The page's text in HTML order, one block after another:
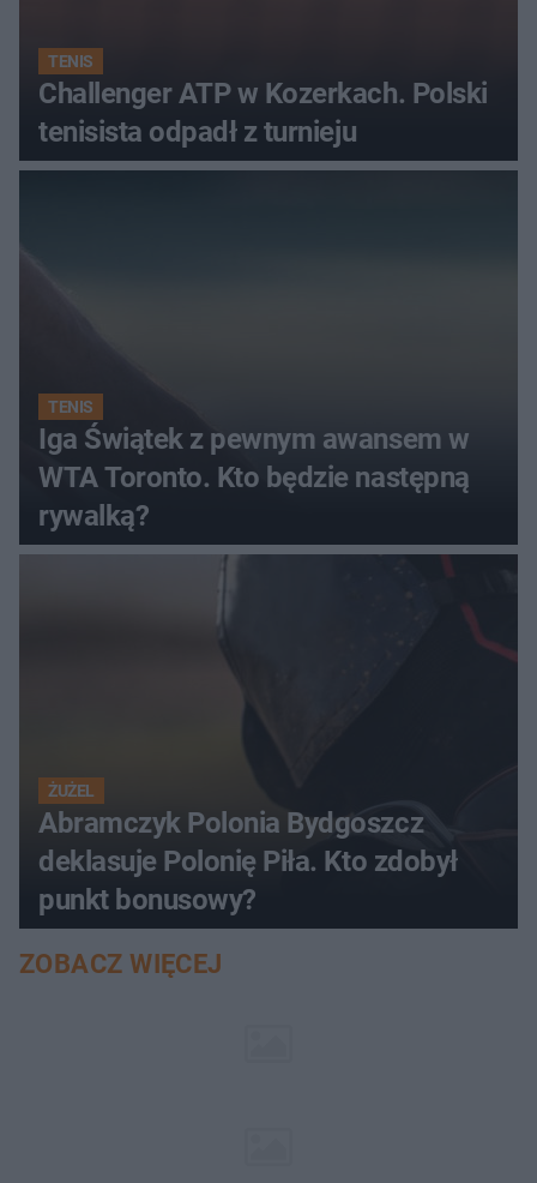
TENIS
Challenger ATP w Kozerkach. Polski
tenisista odpadł z turnieju
TENIS
Iga Świątek z pewnym awansem w
WTA Toronto. Kto będzie następną
rywalką?
ŻUŻEL
Abramczyk Polonia Bydgoszcz
deklasuje Polonię Piła. Kto zdobył
punkt bonusowy?
ZOBACZ WIĘCEJ